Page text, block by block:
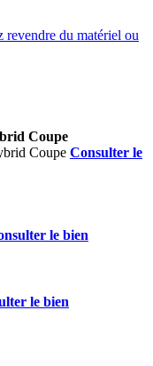
Coupe
Consulter le
le bien
le bien